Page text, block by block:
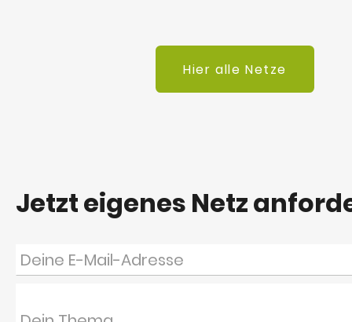
Hier alle Netze
Jetzt eigenes Netz